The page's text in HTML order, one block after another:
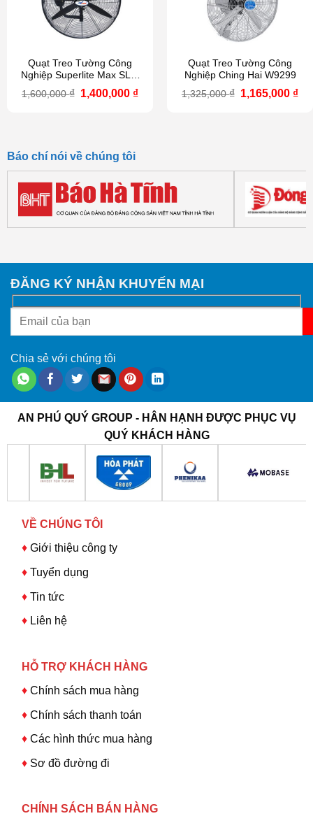
Quạt Treo Tường Công
Nghiệp Superlite Max SLW
750
1,600,000₫ Giá
1,400,000 ₫Giá
Quạt Treo Tường Công
Nghiệp Ching Hai W9299
1,325,000₫ Giá
1,165,000 ₫
Báo chí nói về chúng tôi
ĐĂNG KÝ NHẬN KHUYẾN MẠI
Chia sẻ với chúng tôi
AN PHÚ QUÝ GROUP - HÂN HẠNH ĐƯỢC PHỤC VỤ
QUÝ KHÁCH HÀNG
VỀ CHÚNG TÔI
♦ Giới thiệu công ty
♦Tuyển dụng
♦ Tin tức
♦ Liên hệ
HỖ TRỢ KHÁCH HÀNG
♦Chính sách mua hàng
♦ Chính sách thanh toán
♦ Các hình thức mua hàng
♦ Sơ đồ đường đi
CHÍNH SÁCH BÁN HÀNG